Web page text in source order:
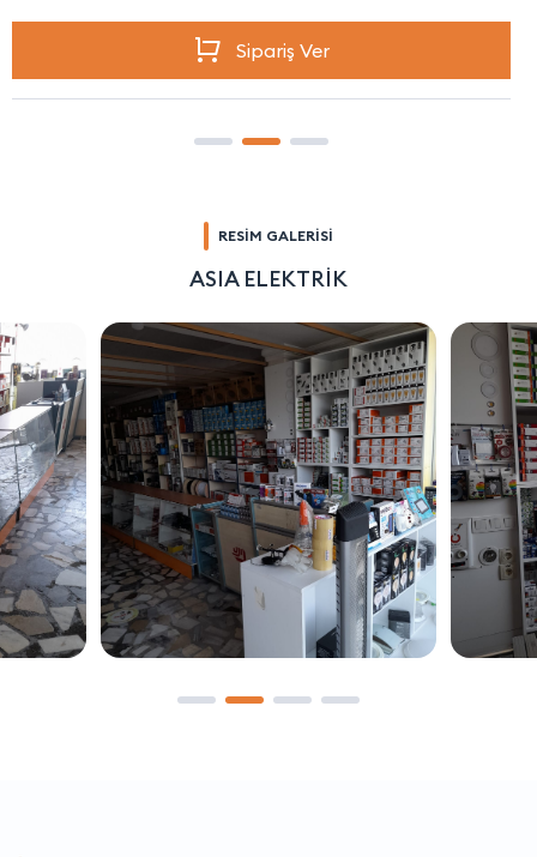
Sipariş Ver
RESİM GALERİSİ
ASIA ELEKTRİK